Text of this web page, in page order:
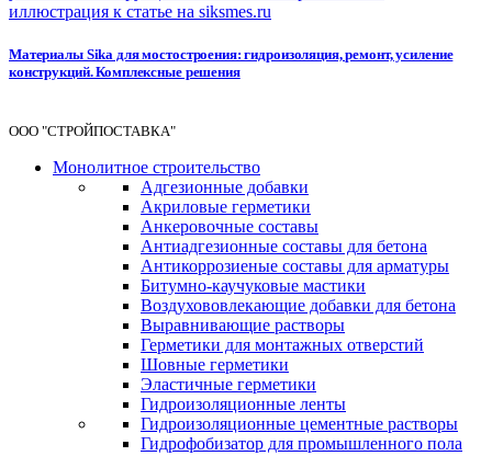
Материалы Sika для мостостроения: гидроизоляция, ремонт, усиление
конструкций. Комплексные решения
ООО "СТРОЙПОСТАВКА"
Монолитное строительство
Адгезионные добавки
Акриловые герметики
Анкеровочные составы
Антиадгезионные составы для бетона
Антикоррозиеные составы для арматуры
Битумно-каучуковые мастики
Воздухововлекающие добавки для бетона
Выравнивающие растворы
Герметики для монтажных отверстий
Шовные герметики
Эластичные герметики
Гидроизоляционные ленты
Гидроизоляционные цементные растворы
Гидрофобизатор для промышленного пола